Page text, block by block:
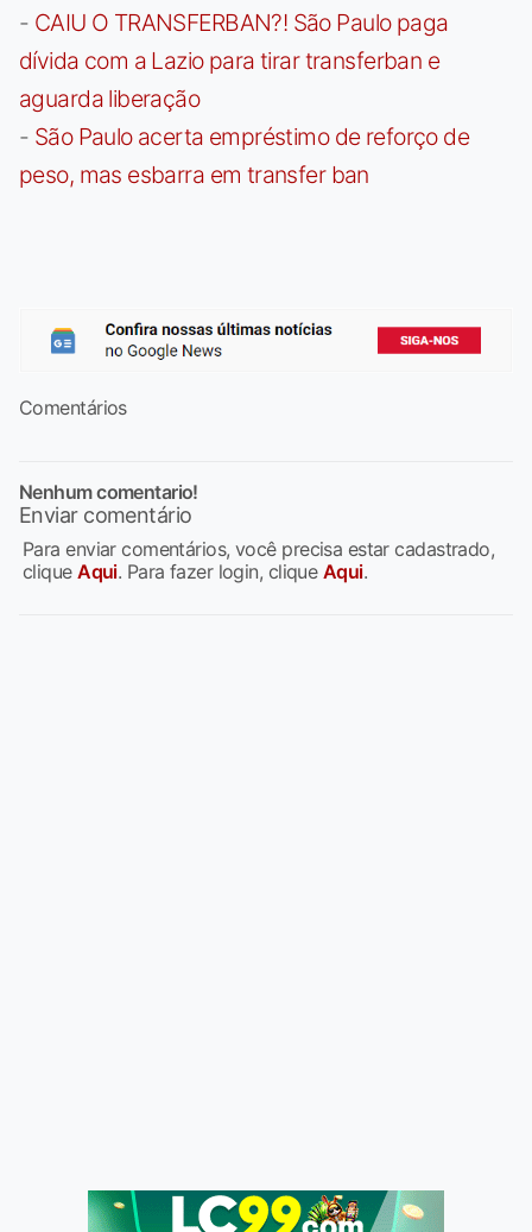
- CAIU O TRANSFERBAN?! São Paulo paga
dívida com a Lazio para tirar transferban e
aguarda liberação
- São Paulo acerta empréstimo de reforço de
peso, mas esbarra em transfer ban
Comentários
Nenhum comentario!
Enviar comentário
Para enviar comentários, você precisa estar cadastrado,
cliqueAqui. Para fazer login, clique Aqui.